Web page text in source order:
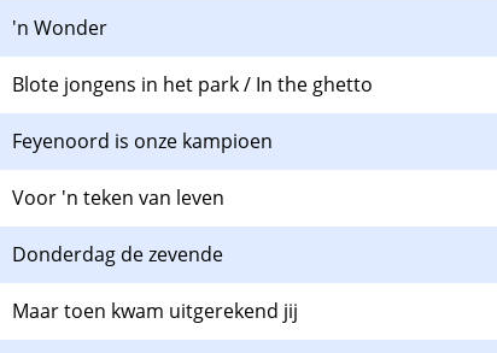
'n Wonder
Blote jongens in het park / In the ghetto
Feyenoord is onze kampioen
Voor 'n teken van leven
Donderdag de zevende
Maar toen kwam uitgerekend jij